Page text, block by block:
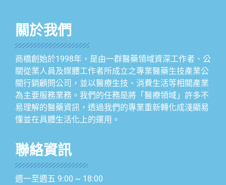
關於我們
商橋創始於1998年，是由一群醫藥領域資深工作者、公
關從業人員及媒體工作者所成立之專業醫藥生技產業公
關行銷顧問公司，並以醫療生技、消費生活等相關產業
為主要服務業務。我們的任務是將「醫療領域」許多不
易理解的醫藥資訊，透過我們的專業重新轉化成淺顯易
懂並在具體生活化上的運用。
聯絡資訊
週一至週五 9:00 ~ 18:00